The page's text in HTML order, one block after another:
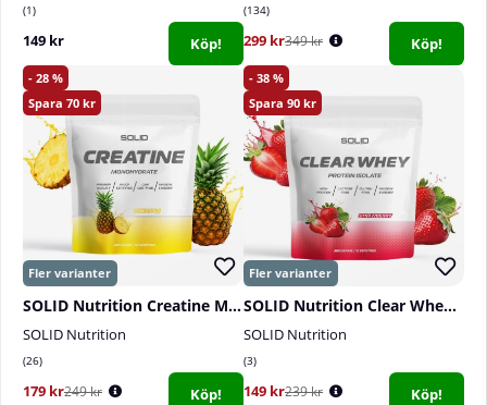
1
149 kr Köp!
134
299 kr349 kr Köp!
28
70
SOLID Nutrition Creatine Monohydrate, 400 g
SOLID Nutrition
26
179 kr249 kr Köp!
38
90
SOLID Nutrition Clear Whey, 300 g
SOLID Nutrition
3
149 kr239 kr Köp!